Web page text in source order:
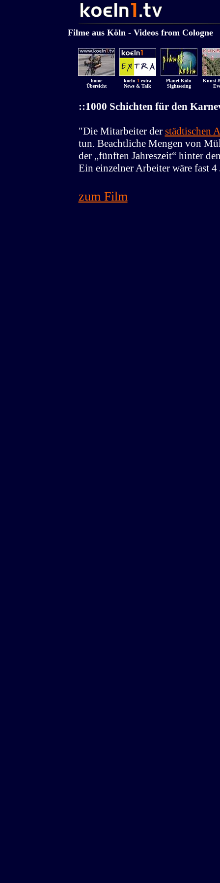
Filme aus Köln - Videos from Cologne
home
Übersicht
koeln 1 extra
News & Talk
Planet Köln
Sightseeing
Kunst
::1000 Schichten für den
"Die Mitarbeiter der städtischen
tun. Beachtliche Mengen von
der „fünften Jahreszeit“ hinter
Ein einzelner Arbeiter wäre fast
zum Film